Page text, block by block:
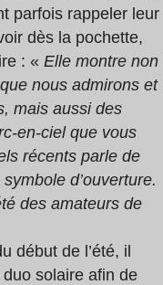
parfois rappeler leur
dès la pochette,
: « Elle montre non
nous admirons et
mais aussi des
en-ciel que vous
récents parle de
d’ouverture.
des amateurs de
début de l’été, il
solaire afin de